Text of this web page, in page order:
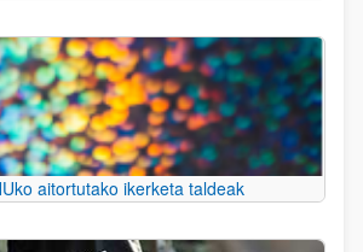
aitortutako ikerketa taldeak